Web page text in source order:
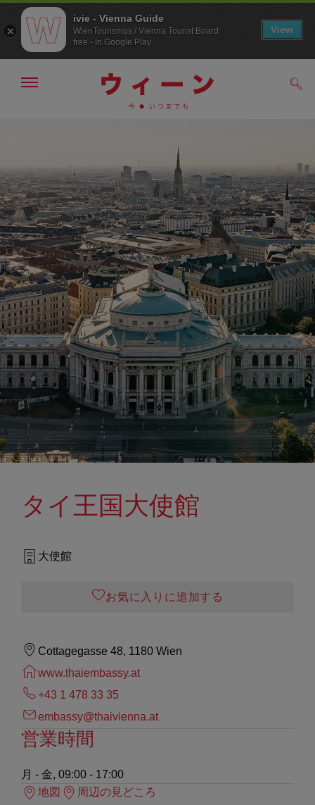
へ
ジ
の
ト
ッ
プ
へ
メ
非
表
示
タイ王国大使館
大使館
お気に入りに追加する
Cottagegasse 48, 1180 Wien
www.thaiembassy.at
+43 1 478 33 35
embassy@thaivienna.at
営業時間
月 - 金, 09:00 - 17:00
地図
周辺の見どころ
ivie - Vienna Guide
WienTourismus / Vienna Tourist Board
free - In Google Play
View